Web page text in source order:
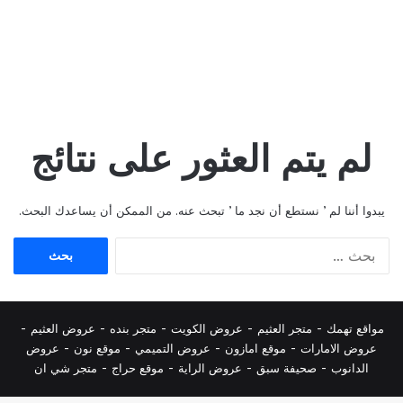
لم يتم العثور على نتائج
يبدوا أننا لم ’ نستطع أن نجد ما ’ تبحث عنه. من الممكن أن يساعدك البحث.
مواقع تهمك - متجر العثيم - عروض الكويت - متجر بنده - عروض العثيم -
عروض الامارات - موقع امازون - عروض التميمي - موقع نون - عروض
الدانوب - صحيفة سبق - عروض الراية - موقع حراج - متجر شي ان